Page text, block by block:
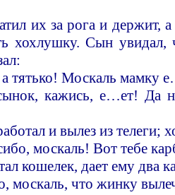
их за рога и держит, а
хохлушку. Сын увидал,
тятько! Москаль мамку
кажись, е…ет! Да
и вылез из телеги;
москаль! Вот тебе
кошелек, дает ему два
москаль, что жинку